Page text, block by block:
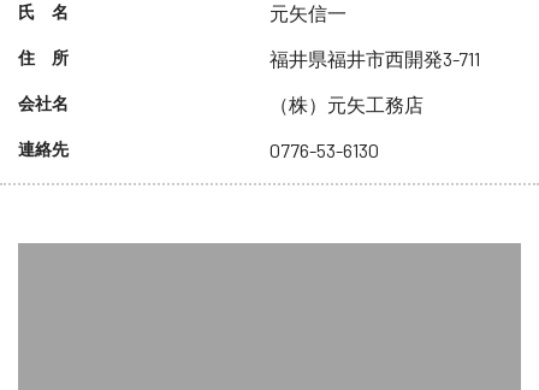
氏 名 元矢信一
住 所 福井県福井市西開発3-711
会社名 （株）元矢工務店
連絡先 0776-53-6130